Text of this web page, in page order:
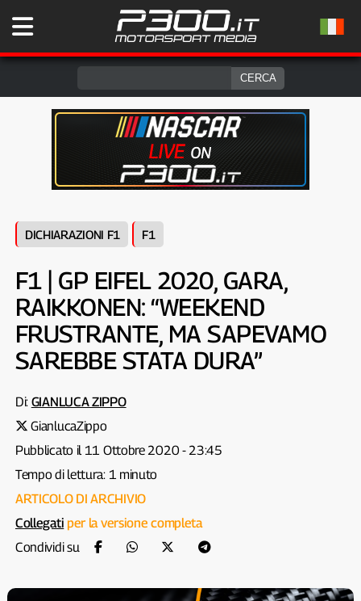
DICHIARAZIONI F1 F1
F1 | GP EIFEL 2020, GARA,
RAIKKONEN: “WEEKEND
FRUSTRANTE, MA SAPEVAMO
SAREBBE STATA DURA”
Di: GIANLUCA ZIPPO
GianlucaZippo
Pubblicato il 11 Ottobre 2020 - 23:45
Tempo di lettura: 1 minuto
ARTICOLO DI ARCHIVIO
Collegati per la versione completa
Condividi su